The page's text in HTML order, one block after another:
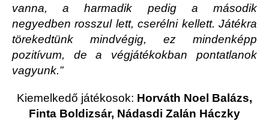
vanna, a harmadik pedig a második
negyedben rosszul lett, cserélni kellett. Játékra
törekedtünk mindvégig, ez mindenképp
pozitívum, de a végjátékokban pontatlanok
vagyunk.”
Kiemelkedő játékosok: Horváth Noel Balázs,
Finta Boldizsár, Nádasdi Zalán Háczky